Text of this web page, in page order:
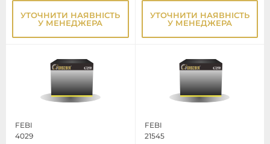
УТОЧНИТИ НАЯВНІСТЬ
У МЕНЕДЖЕРА
УТОЧНИТИ НАЯВНІСТЬ
У МЕНЕДЖЕРА
FEBI
4029
FEBI
21545